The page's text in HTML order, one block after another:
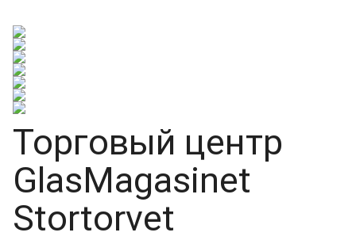
Торговый центр
GlasMagasinet
Stortorvet